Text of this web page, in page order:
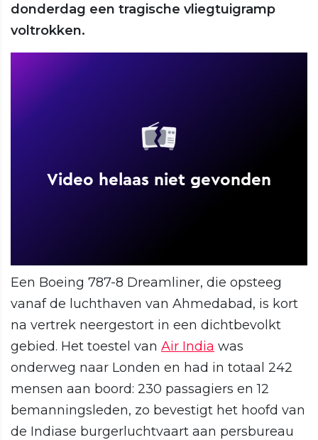
donderdag een tragische vliegtuigramp
voltrokken.
Een Boeing 787-8 Dreamliner, die opsteeg
vanaf de luchthaven van Ahmedabad, is kort
na vertrek neergestort in een dichtbevolkt
gebied. Het toestel van Air India was
onderweg naar Londen en had in totaal 242
mensen aan boord: 230 passagiers en 12
bemanningsleden, zo bevestigt het hoofd van
de Indiase burgerluchtvaart aan persbureau